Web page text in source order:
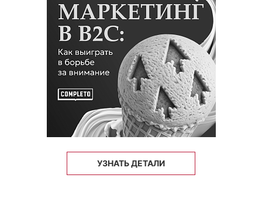
УЗНАТЬ ДЕТАЛИ